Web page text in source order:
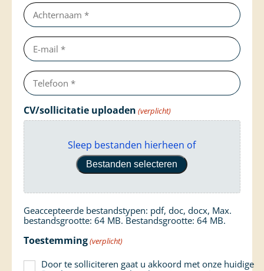
Achternaam
(verplicht)
e-
mail
Telefoonnummer
(verplicht)
CV/sollicitatie uploaden (verplicht)
Sleep bestanden hierheen of
Bestanden selecteren
Geaccepteerde bestandstypen: pdf, doc, docx, Max.
bestandsgrootte: 64 MB. Bestandsgrootte: 64 MB.
Toestemming(verplicht)
Door te solliciteren gaat u akkoord met onze huidige